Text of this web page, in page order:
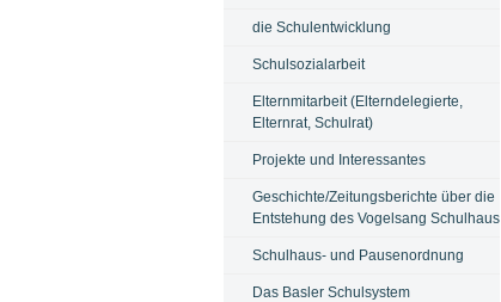
die Schulentwicklung
Schulsozialarbeit
Elternmitarbeit (Elterndelegierte,
Elternrat, Schulrat)
Projekte und Interessantes
Geschichte/Zeitungsberichte über die
Entstehung des Vogelsang Schulhaus
Schulhaus- und Pausenordnung
Das Basler Schulsystem